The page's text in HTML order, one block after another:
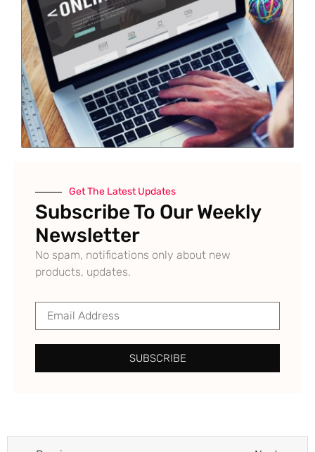
Get The Latest Updates
Subscribe To Our Weekly
Newsletter
No spam, notifications only about new
products, updates.
SUBSCRIBE